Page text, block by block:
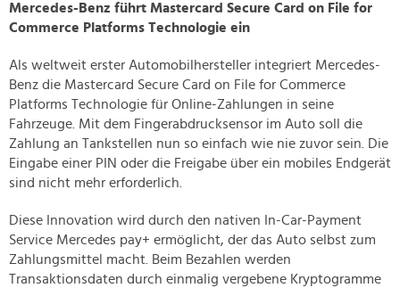
Mercedes-Benz führt Mastercard Secure Card on File for
Commerce Platforms Technologie ein
Als weltweit erster Automobilhersteller integriert Mercedes-
Benz die Mastercard Secure Card on File for Commerce
Platforms Technologie für Online-Zahlungen in seine
Fahrzeuge. Mit dem Fingerabdrucksensor im Auto soll die
Zahlung an Tankstellen nun so einfach wie nie zuvor sein. Die
Eingabe einer PIN oder die Freigabe über ein mobiles Endgerät
sind nicht mehr erforderlich.
Diese Innovation wird durch den nativen In-Car-Payment
Service Mercedes pay+ ermöglicht, der das Auto selbst zum
Zahlungsmittel macht. Beim Bezahlen werden
Transaktionsdaten durch einmalig vergebene Kryptogramme